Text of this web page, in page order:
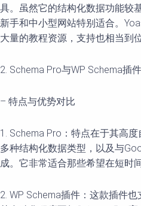
具。虽然它的结构化数据功能较
新手和中小型网站特别适合。
大量的教程资源，支持也相当到位
2. Schema Pro与WP Schema插
– 特点与优势对比
1. Schema Pro：特点在于其高
多种结构化数据类型，以及与
成。它非常适合那些希望在短时
2. WP Schema插件：这款插件